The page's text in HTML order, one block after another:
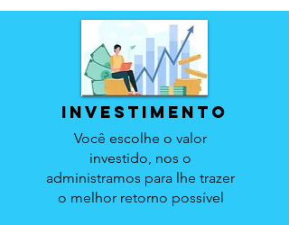
investimento
Você escolhe o valor
investido, nos o
administramos para lhe trazer
o melhor retorno possível